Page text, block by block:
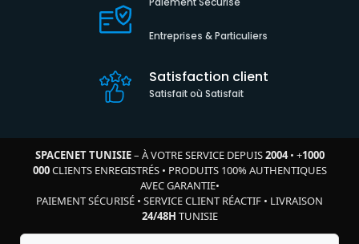
Entreprises & Particuliers
Satisfaction client
Satisfait où Satisfait
SPACENET TUNISIE– À VOTRE SERVICE DEPUIS2004• +1000
000CLIENTS ENREGISTRÉS• PRODUITS 100% AUTHENTIQUES
AVEC GARANTIE•
PAIEMENT SÉCURISÉ • SERVICE CLIENT RÉACTIF • LIVRAISON
24/48H TUNISIE